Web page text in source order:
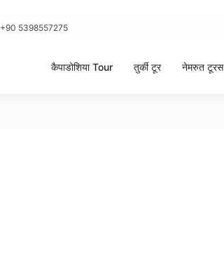
+90 5398557275
कैपाडोशिया Tour तुर्की टूर नेमरुत टूरस